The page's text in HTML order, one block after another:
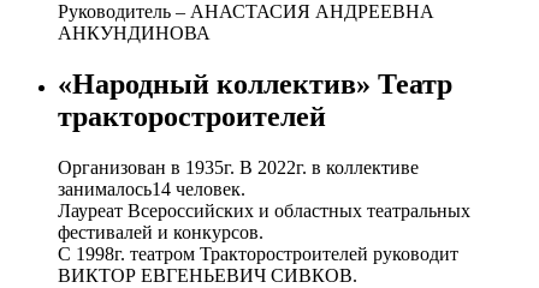
Руководитель – АНАСТАСИЯ АНДРЕЕВНА
АНКУНДИНОВА
«Народный коллектив» Театр
тракторостроителей
Организован в 1935г. В 2022г. в коллективе
занималось14 человек.
Лауреат Всероссийских и областных театральных
фестивалей и конкурсов.
С 1998г. театром Тракторостроителей руководит
ВИКТОР ЕВГЕНЬЕВИЧ СИВКОВ.